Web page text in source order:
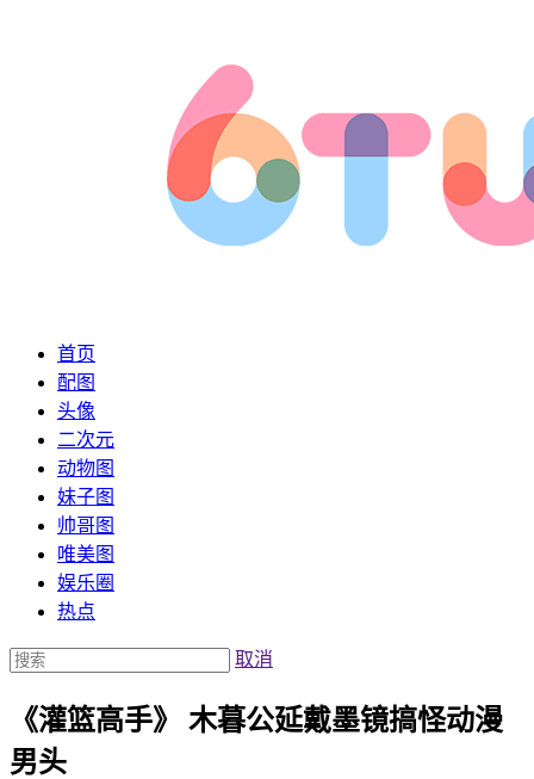
首页
配图
头像
二次元
动物图
妹子图
帅哥图
唯美图
娱乐圈
热点
取消
《灌篮高手》 木暮公延戴墨镜搞怪动漫
男头